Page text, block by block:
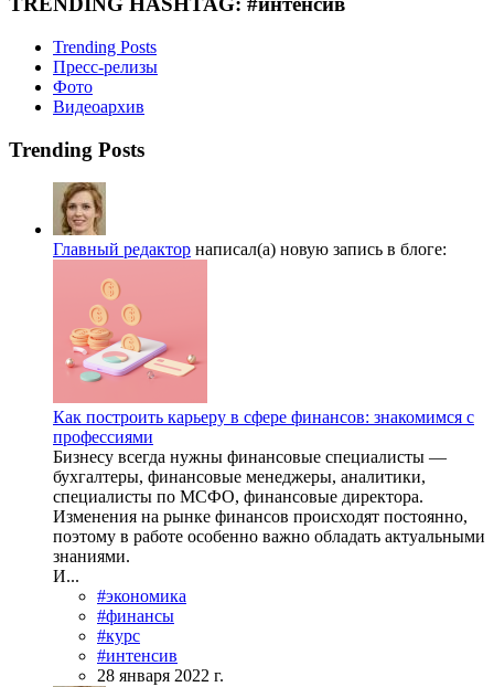
Trending Posts
Пресс-релизы
Фото
Видеоархив
Trending Posts
Главный редактор написал(а) новую запись в блоге:
Как построить карьеру в сфере финансов: знакомимся с
профессиями
Бизнесу всегда нужны финансовые специалисты —
бухгалтеры, финансовые менеджеры, аналитики,
специалисты по МСФО, финансовые директора.
Изменения на рынке финансов происходят постоянно,
поэтому в работе особенно важно обладать актуальными
знаниями.
И...
#экономика
#финансы
#курс
#интенсив
28 января 2022 г.